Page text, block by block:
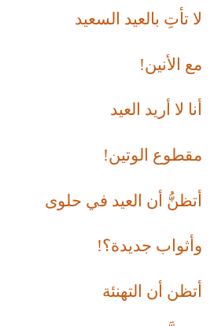
لا تأتِ بالعيد السعيد
مع الأنين!
أنا لا أريد العيد
مقطوع الوتين!
أتظنُّ أن العيد في حلوى
وأثواب جديدة؟!
أتظن أن التهنئة